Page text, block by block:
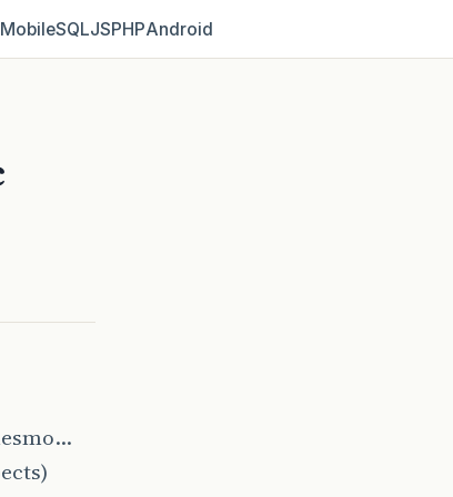
MobileSQLJSPHPAndroid